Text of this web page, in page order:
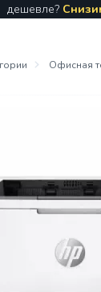
дешевле?
Офисная